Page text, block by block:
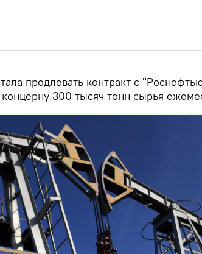
продлевать контракт с
концерну 300 тысяч тонн сырья